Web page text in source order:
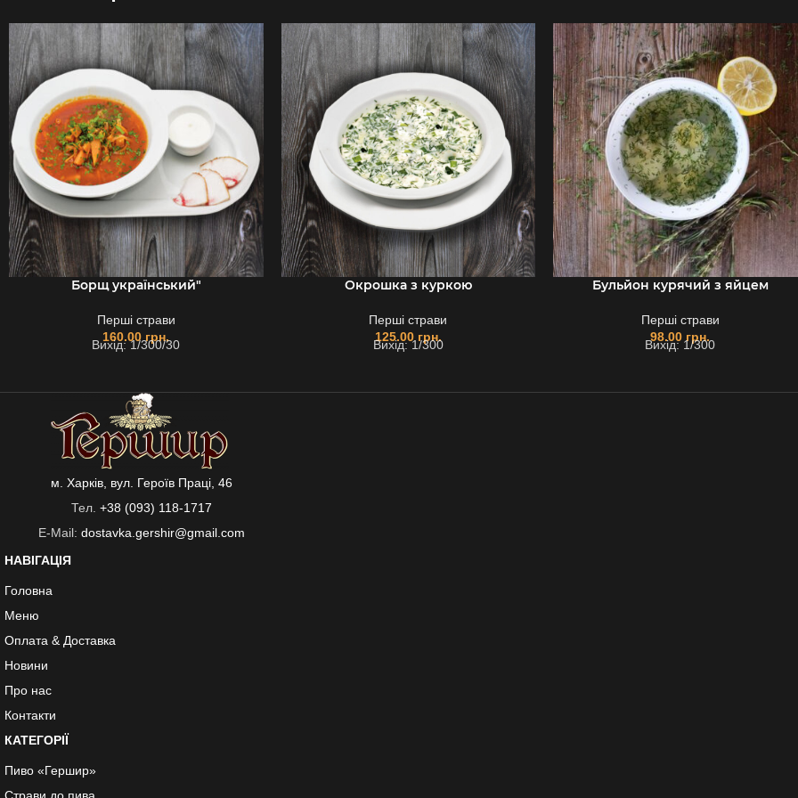
Борщ український"
Перші страви
160.00 грн.
Вихід: 1/300/30
Окрошка з куркою
Перші страви
125.00 грн.
Вихід: 1/300
Бульйон курячий з яйцем
Перші страви
98.00 грн.
Вихід: 1/300
м. Харків, вул. Героїв Праці, 46
Тел. +38 (093) 118-1717
E-Mail: dostavka.gershir@gmail.com
НАВІГАЦІЯ
Головна
Меню
Оплата & Доставка
Новини
Про нас
Контакти
КАТЕГОРІЇ
Пиво «Гершир»